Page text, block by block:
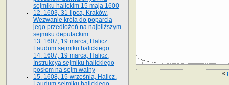
«
sejmiku halickim 15 maja 1600
12. 1603, 31 lipca, Kraków.
Wezwanie króla do poparcia
jego przedłożeń na najbliższym
sejmiku deputackim
13. 1607, 19 marca, Halicz.
Laudum sejmiku halickiego
14. 1607, 19 marca, Halicz.
Instrukcya sejmiku halickiego
posłom na sejm walny
15. 1608, 15 września, Halicz.